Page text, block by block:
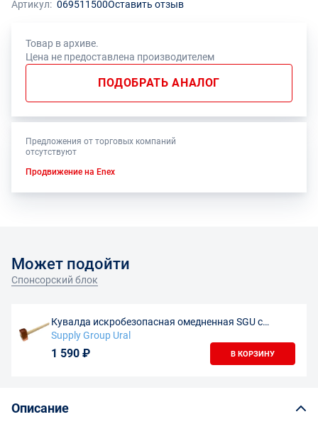
Артикул: 069511500Оставить отзыв
Товар в архиве.
Цена не предоставлена производителем
ПОДОБРАТЬ АНАЛОГ
Предложения от торговых компаний
отсутствуют
Продвижение на Enex
Может подойти
Спонсорский блок
Кувалда искробезопасная омедненная SGU с
деревянной рукояткой, с бойком 1,0 кг
Supply Group Ural
1 590 ₽ В КОРЗИНУ
Описание